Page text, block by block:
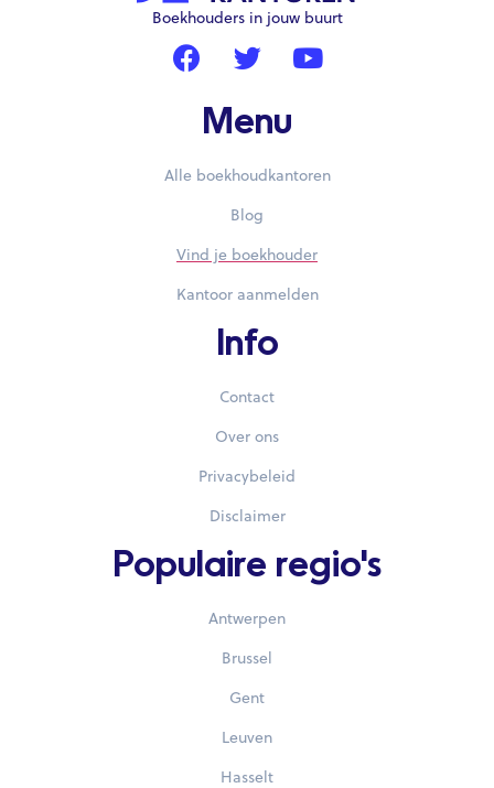
Boekhouders in jouw buurt
Menu
Alle boekhoudkantoren
Blog
Vind je boekhouder
Kantoor aanmelden
Info
Contact
Over ons
Privacybeleid
Disclaimer
Populaire regio's
Antwerpen
Brussel
Gent
Leuven
Hasselt